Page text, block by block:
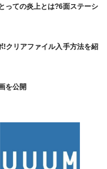
っての炎上とは?6面ステーシ
!クリアファイル入手方法を紹
を公開